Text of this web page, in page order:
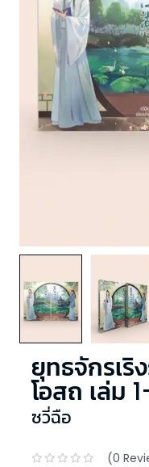
ยุทธจักรเ
โอสถ เล่ม
ซวี่ฉือ
(0